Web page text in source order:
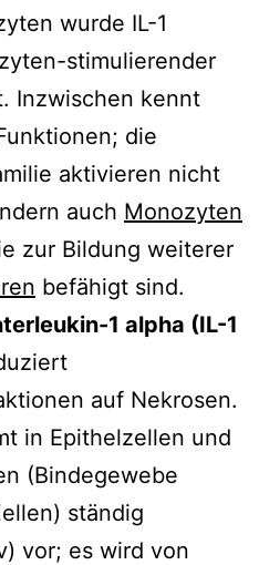
wurde IL-1
stimulierender
Inzwischen kennt
die
aktivieren nicht
auch Monozyten
zur Bildung weiterer
befähigt sind.
1 alpha (IL-1
auf Nekrosen.
in Epithelzellen und
(Bindegewebe
ständig
vor; es wird von